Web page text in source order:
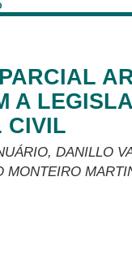
A
CIVIL
DANILLO
MONTEIRO